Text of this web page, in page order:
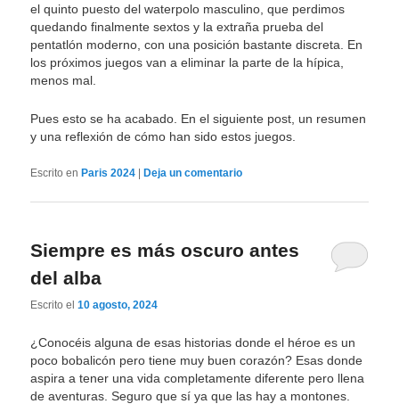
el quinto puesto del waterpolo masculino, que perdimos
quedando finalmente sextos y la extraña prueba del
pentatlón moderno, con una posición bastante discreta. En
los próximos juegos van a eliminar la parte de la hípica,
menos mal.
Pues esto se ha acabado. En el siguiente post, un resumen
y una reflexión de cómo han sido estos juegos.
Escrito en Paris 2024 Deja un comentario
Siempre es más oscuro antes
del alba
Escrito el10 agosto, 2024
¿Conocéis alguna de esas historias donde el héroe es un
poco bobalicón pero tiene muy buen corazón? Esas donde
aspira a tener una vida completamente diferente pero llena
de aventuras. Seguro que sí ya que las hay a montones.